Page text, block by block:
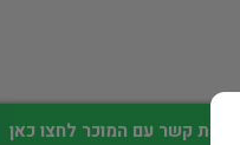
ליצירת קשר עם המוכר לחצו כאן